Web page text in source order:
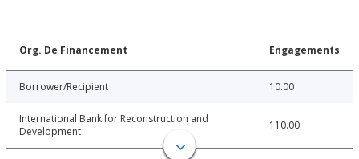
Org. De Financement Engagements
Borrower/Recipient 10.00
International Bank for Reconstruction and
Development
110.00